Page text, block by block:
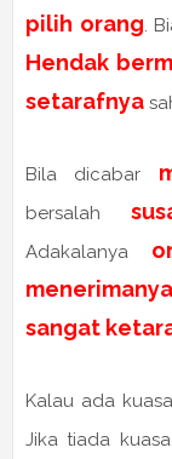
pilih orang.
Hendak
setarafnya
Bila dicabar
bersalah
Adakalanya
menerimanya
sangat
Kalau ada
Jika tiada